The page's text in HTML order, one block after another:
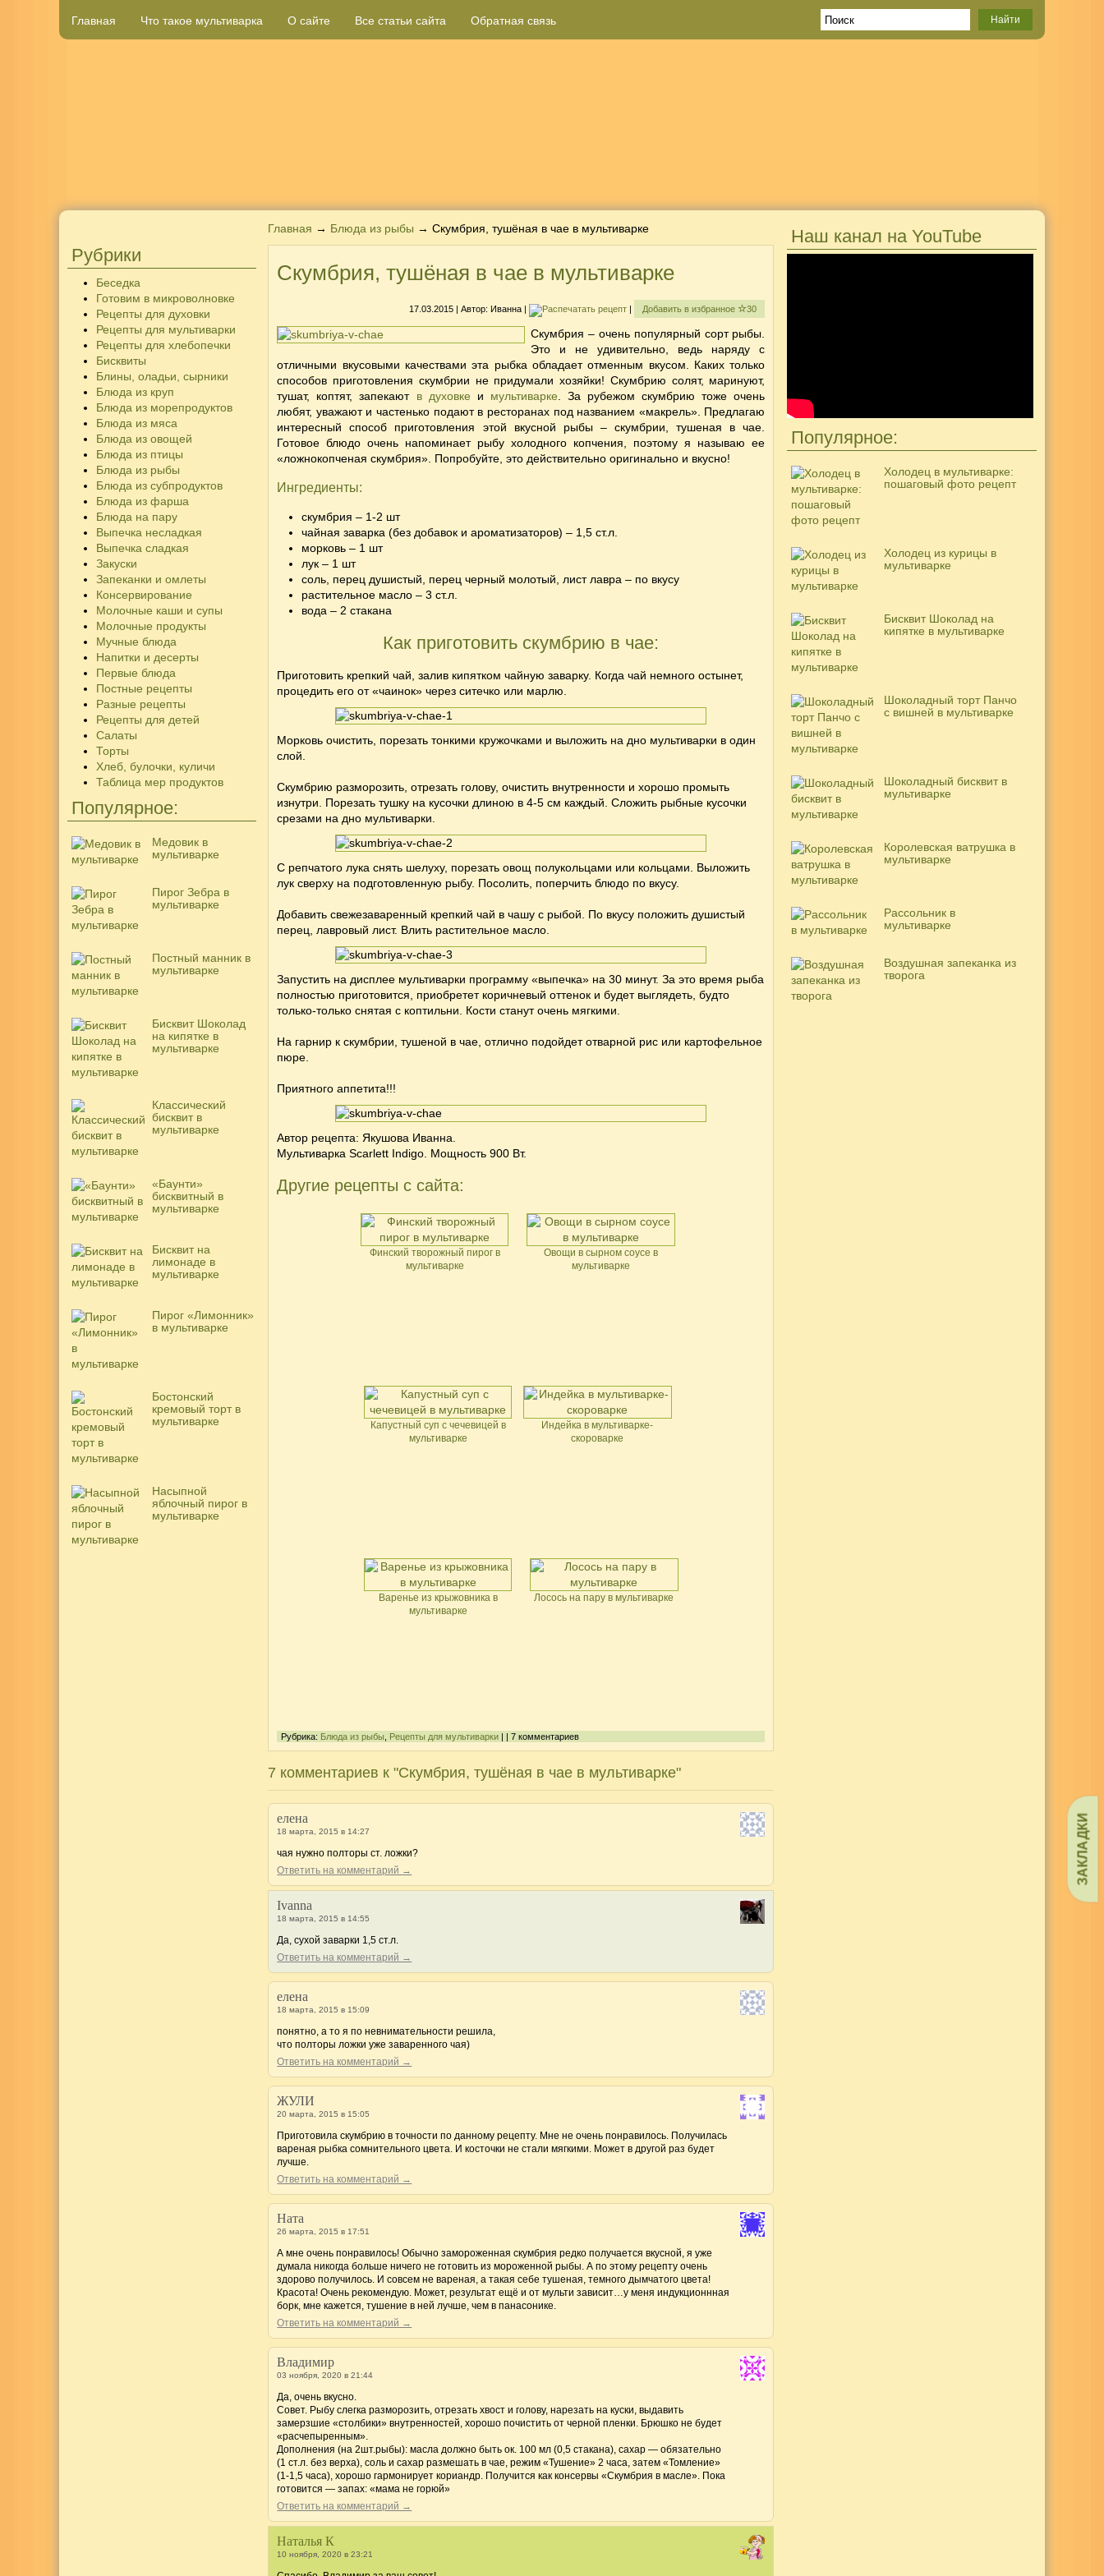
ЗАКЛАДКИ
Главная Что такое мультиварка О сайте Все статьи сайта Обратная связь
Рубрики
Беседка
Готовим в микроволновке
Рецепты для духовки
Рецепты для мультиварки
Рецепты для хлебопечки
Бисквиты
Блины, оладьи, сырники
Блюда из круп
Блюда из морепродуктов
Блюда из мяса
Блюда из овощей
Блюда из птицы
Блюда из рыбы
Блюда из субпродуктов
Блюда из фарша
Блюда на пару
Выпечка несладкая
Выпечка сладкая
Закуски
Запеканки и омлеты
Консервирование
Молочные каши и супы
Молочные продукты
Мучные блюда
Напитки и десерты
Первые блюда
Постные рецепты
Разные рецепты
Рецепты для детей
Салаты
Торты
Хлеб, булочки, куличи
Таблица мер продуктов
Популярное:
Медовик в
мультиварке
Пирог Зебра в
мультиварке
Постный манник в
мультиварке
Бисквит Шоколад
на кипятке в
мультиварке
Классический
бисквит в
мультиварке
«Баунти»
бисквитный в
мультиварке
Бисквит на
лимонаде в
мультиварке
Пирог «Лимонник»
в мультиварке
Бостонский
кремовый торт в
мультиварке
Насыпной
яблочный пирог в
мультиварке
Главная → Блюда из рыбы → Скумбрия, тушёная в чае в мультиварке
Скумбрия, тушёная в чае в мультиварке
17.03.2015 | Автор:Иванна | | Добавить в избранное 30
Скумбрия – очень популярный сорт рыбы.
Это и не удивительно, ведь наряду с
отличными вкусовыми качествами эта рыбка обладает отменным вкусом. Каких только
способов приготовления скумбрии не придумали хозяйки! Скумбрию солят, маринуют,
тушат, коптят, запекают в духовке и мультиварке . За рубежом скумбрию тоже очень
любят, уважают и частенько подают в ресторанах под названием «макрель». Предлагаю
интересный способ приготовления этой вкусной рыбы – скумбрии, тушеная в чае.
Готовое блюдо очень напоминает рыбу холодного копчения, поэтому я называю ее
«ложнокопченая скумбрия». Попробуйте, это действительно оригинально и вкусно!
Ингредиенты:
скумбрия – 1-2 шт
чайная заварка (без добавок и ароматизаторов) – 1,5 ст.л.
морковь – 1 шт
лук – 1 шт
соль, перец душистый, перец черный молотый, лист лавра – по вкусу
растительное масло – 3 ст.л.
вода – 2 стакана
Как приготовить скумбрию в чае:
Приготовить крепкий чай, залив кипятком чайную заварку. Когда чай немного остынет,
процедить его от «чаинок» через ситечко или марлю.
Морковь очистить, порезать тонкими кружочками и выложить на дно мультиварки в один
слой.
Скумбрию разморозить, отрезать голову, очистить внутренности и хорошо промыть
изнутри. Порезать тушку на кусочки длиною в 4-5 см каждый. Сложить рыбные кусочки
срезами на дно мультиварки.
С репчатого лука снять шелуху, порезать овощ полукольцами или кольцами. Выложить
лук сверху на подготовленную рыбу. Посолить, поперчить блюдо по вкусу.
Добавить свежезаваренный крепкий чай в чашу с рыбой. По вкусу положить душистый
перец, лавровый лист. Влить растительное масло.
Запустить на дисплее мультиварки программу «выпечка» на 30 минут. За это время рыба
полностью приготовится, приобретет коричневый оттенок и будет выглядеть, будто
только-только снятая с коптильни. Кости станут очень мягкими.
На гарнир к скумбрии, тушеной в чае, отлично подойдет отварной рис или картофельное
пюре.
Приятного аппетита!!!
Автор рецепта: Якушова Иванна.
Мультиварка Scarlett Indigo. Мощность 900 Вт.
Другие рецепты с сайта:
Финский творожный пирог в
мультиварке
Овощи в сырном соусе в
мультиварке
Капустный суп с чечевицей в
мультиварке
Индейка в мультиварке-
скороварке
Варенье из крыжовника в
мультиварке
Лосось на пару в мультиварке
Рубрика: Блюда из рыбы Рецепты для мультиварки | | 7 комментариев
7 комментариев к "Скумбрия, тушёная в чае в мультиварке"
елена
18 марта, 2015 в 14:27
чая нужно полторы ст. ложки?
Ответить на комментарий →
Ivanna
18 марта, 2015 в 14:55
Да, сухой заварки 1,5 ст.л.
Ответить на комментарий →
елена
18 марта, 2015 в 15:09
понятно, а то я по невнимательности решила,
что полторы ложки уже заваренного чая)
Ответить на комментарий →
ЖУЛИ
20 марта, 2015 в 15:05
Приготовила скумбрию в точности по данному рецепту. Мне не очень понравилось. Получилась
вареная рыбка сомнительного цвета. И косточки не стали мягкими. Может в другой раз будет
лучше.
Ответить на комментарий →
Ната
26 марта, 2015 в 17:51
А мне очень понравилось! Обычно замороженная скумбрия редко получается вкусной, я уже
думала никогда больше ничего не готовить из мороженной рыбы. А по этому рецепту очень
здорово получилось. И совсем не вареная, а такая себе тушеная, темного дымчатого цвета!
Красота! Очень рекомендую. Может, результат ещё и от мульти зависит…у меня индукционнная
борк, мне кажется, тушение в ней лучше, чем в панасонике.
Ответить на комментарий →
Владимир
03 ноября, 2020 в 21:44
Да, очень вкусно.
Совет. Рыбу слегка разморозить, отрезать хвост и голову, нарезать на куски, выдавить
замерзшие «столбики» внутренностей, хорошо почистить от черной пленки. Брюшко не будет
«расчепыренным».
Дополнения (на 2шт.рыбы): масла должно быть ок. 100 мл (0,5 стакана), сахар — обязательно
(1 ст.л. без верха), соль и сахар размешать в чае, режим «Тушение» 2 часа, затем «Томление»
(1-1,5 часа), хорошо гармонирует кориандр. Получится как консервы «Скумбрия в масле». Пока
готовится — запах: «мама не горюй»
Ответить на комментарий →
Наталья К
10 ноября, 2020 в 23:21
Наш канал на YouTube
Популярное:
Холодец в мультиварке:
пошаговый фото рецепт
Холодец из курицы в
мультиварке
Бисквит Шоколад на
кипятке в мультиварке
Шоколадный торт Панчо
с вишней в мультиварке
Шоколадный бисквит в
мультиварке
Королевская ватрушка в
мультиварке
Рассольник в
мультиварке
Воздушная запеканка из
творога